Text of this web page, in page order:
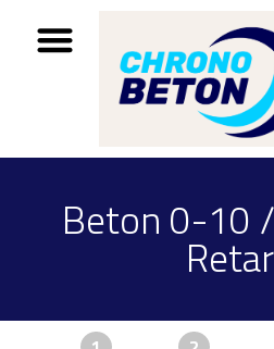
Beton 0-10